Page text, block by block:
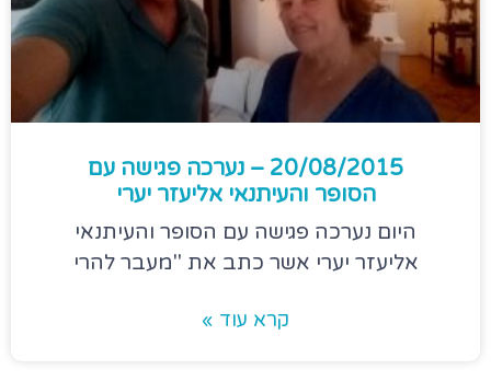
20/08/2015 – נערכה פגישה עם
הסופר והעיתנאי אליעזר יערי
היום נערכה פגישה עם הסופר והעיתנאי
אליעזר יערי אשר כתב את "מעבר להרי
קרא עוד »